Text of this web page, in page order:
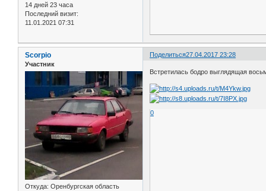
14 дней 23 часа
Последний визит:
11.01.2021 07:31
Поделиться27.04.2017 23:28
Scorpio
Участник
Откуда: Оренбургская область
Встретилась бодро выглядящая
0